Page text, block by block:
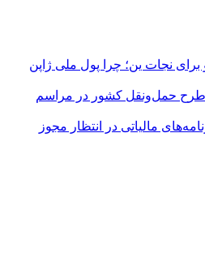
برای نجات ین؛ چرا پول ملی ژاپن
طرح حمل‌ونقل کشور در مراسم
مالیاتی در انتظار مجوز